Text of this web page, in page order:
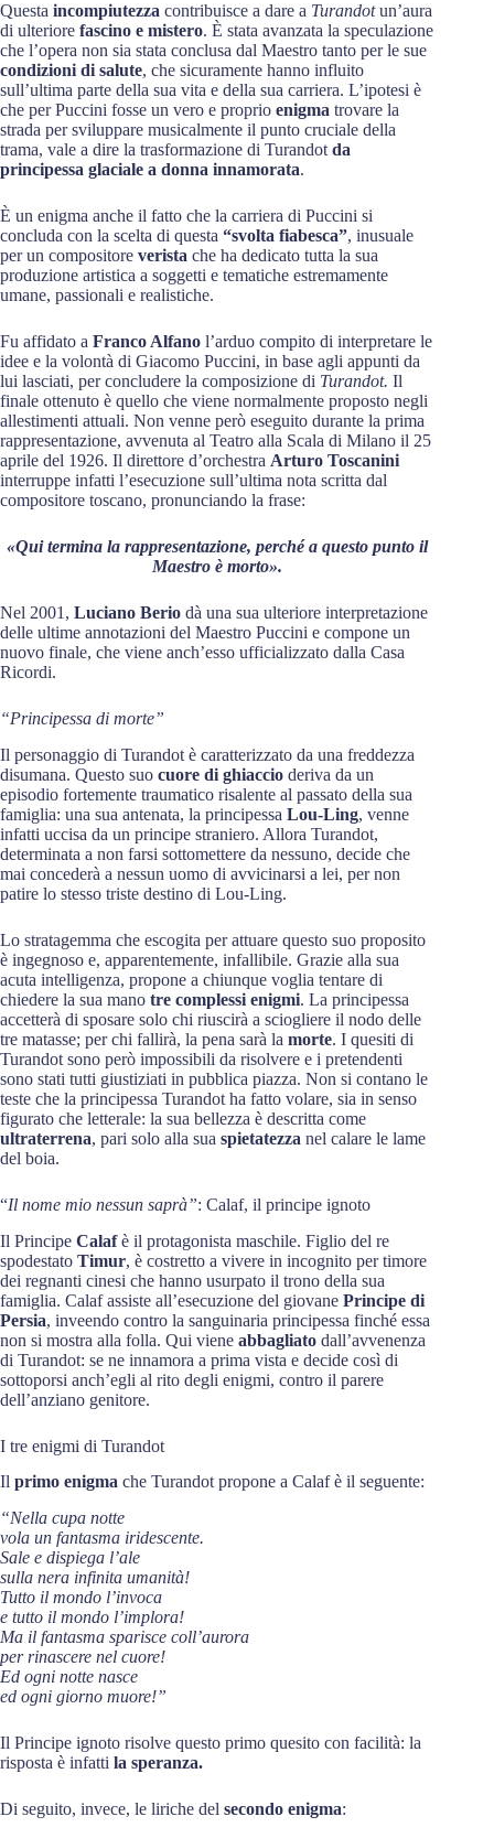
Questa incompiutezza contribuisce a dare a Turandotun’aura
di ulteriore fascino e mistero. È stata avanzata la speculazione
che l’opera non sia stata conclusa dal Maestro tanto per le sue
condizioni di salute, che sicuramente hanno influito
sull’ultima parte della sua vita e della sua carriera. L’ipotesi è
che per Puccini fosse un vero e proprio enigma trovare la
strada per sviluppare musicalmente il punto cruciale della
trama, vale a dire la trasformazione di Turandot da
principessa glaciale a donna innamorata.
È un enigma anche il fatto che la carriera di Puccini si
concluda con la scelta di questa “svolta fiabesca”, inusuale
per un compositore verista che ha dedicato tutta la sua
produzione artistica a soggetti e tematiche estremamente
umane, passionali e realistiche.
Fu affidato a Franco Alfano l’arduo compito di interpretare le
idee e la volontà di Giacomo Puccini, in base agli appunti da
lui lasciati, per concludere la composizione di Turandot. Il
finale ottenuto è quello che viene normalmente proposto negli
allestimenti attuali. Non venne però eseguito durante la prima
rappresentazione, avvenuta al Teatro alla Scala di Milano il 25
aprile del 1926. Il direttore d’orchestra Arturo Toscanini
interruppe infatti l’esecuzione sull’ultima nota scritta dal
compositore toscano, pronunciando la frase:
«Qui termina la rappresentazione, perché a questo punto il
Maestro è morto».
Nel 2001, Luciano Berio dà una sua ulteriore interpretazione
delle ultime annotazioni del Maestro Puccini e compone un
nuovo finale, che viene anch’esso ufficializzato dalla Casa
Ricordi.
“Principessa di morte”
Il personaggio di Turandot è caratterizzato da una freddezza
disumana. Questo suo cuore di ghiaccio deriva da un
episodio fortemente traumatico risalente al passato della sua
famiglia: una sua antenata, la principessa Lou-Ling, venne
infatti uccisa da un principe straniero. Allora Turandot,
determinata a non farsi sottomettere da nessuno, decide che
mai concederà a nessun uomo di avvicinarsi a lei, per non
patire lo stesso triste destino di Lou-Ling.
Lo stratagemma che escogita per attuare questo suo proposito
è ingegnoso e, apparentemente, infallibile. Grazie alla sua
acuta intelligenza, propone a chiunque voglia tentare di
chiedere la sua mano tre complessi enigmi. La principessa
accetterà di sposare solo chi riuscirà a sciogliere il nodo delle
tre matasse; per chi fallirà, la pena sarà la morte. I quesiti di
Turandot sono però impossibili da risolvere e i pretendenti
sono stati tutti giustiziati in pubblica piazza. Non si contano le
teste che la principessa Turandot ha fatto volare, sia in senso
figurato che letterale: la sua bellezza è descritta come
ultraterrena, pari solo alla sua spietatezza nel calare le lame
del boia.
“Il nome mio nessun saprà”: Calaf, il principe ignoto
Il Principe Calafè il protagonista maschile. Figlio del re
spodestato Timur, è costretto a vivere in incognito per timore
dei regnanti cinesi che hanno usurpato il trono della sua
famiglia. Calaf assiste all’esecuzione del giovane Principe di
Persia, inveendo contro la sanguinaria principessa finché essa
non si mostra alla folla. Qui viene abbagliato dall’avvenenza
di Turandot: se ne innamora a prima vista e decide così di
sottoporsi anch’egli al rito degli enigmi, contro il parere
dell’anziano genitore.
I tre enigmi di Turandot
Il primo enigma che Turandot propone a Calaf è il seguente:
“Nella cupa notte
vola un fantasma iridescente.
Sale e dispiega l’ale
sulla nera infinita umanità!
Tutto il mondo l’invoca
e tutto il mondo l’implora!
Ma il fantasma sparisce coll’aurora
per rinascere nel cuore!
Ed ogni notte nasce
ed ogni giorno muore!”
Il Principe ignoto risolve questo primo quesito con facilità: la
risposta è infatti la speranza.
Di seguito, invece, le liriche del secondo enigma: